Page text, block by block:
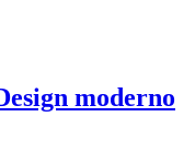
moderno